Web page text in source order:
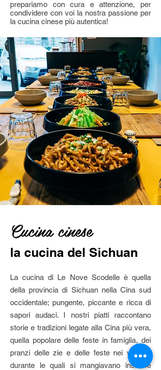
prepariamo con cura e attenzione, per
condividere con voi la nostra passione per
la cucina cinese più autentica!
Cucina cinese
la cucina del Sichuan
La cucina di Le Nove Scodelle è quella
della provincia di Sichuan nella Cina sud
occidentale; pungente, piccante e ricca di
sapori audaci. I nostri piatti raccontano
storie e tradizioni legate alla Cina più vera,
quella popolare delle feste in famiglia, dei
pranzi delle zie e delle feste nei villaggi,
durante le quali si mangiavano insieme